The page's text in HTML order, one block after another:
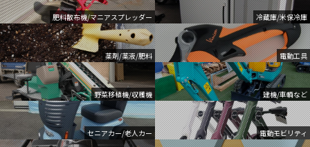
肥料散布機/マニアスプレッダー 冷蔵庫/米保冷庫
薬剤/薬液/肥料 電動工具
野菜移植機/収穫機 建機/車輌など
セニアカー/老人カー 電動モビリティ